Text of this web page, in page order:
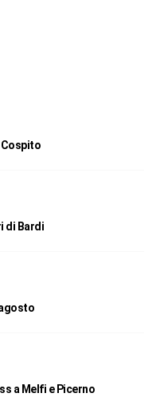
Cospito
di Bardi
a Melfi e Picerno